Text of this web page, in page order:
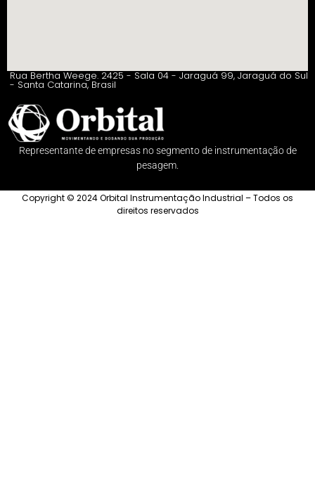
Rua Bertha Weege. 2425 - Sala 04 - Jaraguá 99, Jaraguá do Sul
- Santa Catarina, Brasil
Representante de empresas no segmento de instrumentação de
pesagem.
Copyright © 2024 Orbital Instrumentação Industrial – Todos os
direitos reservados